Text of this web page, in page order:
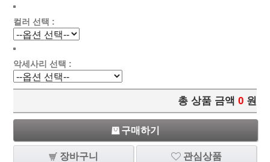
컬러 선택 :
악세사리 선택 :
총 상품 금액 0 원
구매하기
장바구니 관심상품